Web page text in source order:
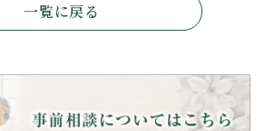
一覧に戻る